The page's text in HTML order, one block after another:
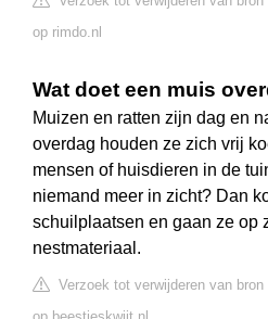
op rimdo.nl
Wat doet een muis
Muizen en ratten zijn dag en
overdag houden ze zich vrij
mensen of huisdieren in de
niemand meer in zicht? Dan
schuilplaatsen en gaan ze op
nestmateriaal.
Verzoek tot verwijderen van bron